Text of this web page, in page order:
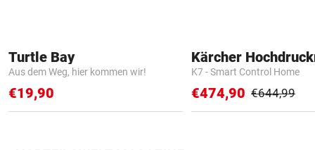
Turtle Bay
Aus dem Weg, hier kommen wir!
€19,90
Kärcher
K7 - Smart Control Home
€474,90 €644,99